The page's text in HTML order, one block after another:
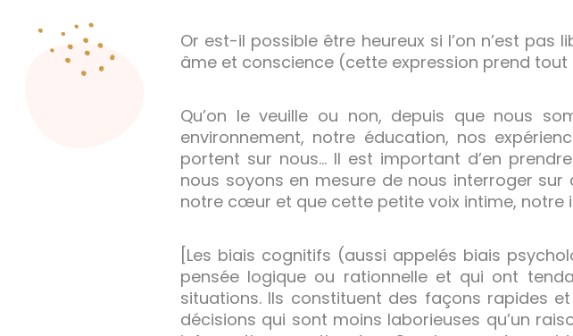
Or est-il possible être heureux si l’on n’est
âme et conscience (cette expression prend tout
Qu’on le veuille ou non, depuis que nous
environnement, notre éducation, nos
portent sur nous… Il est important d’en
nous soyons en mesure de nous interroger
notre cœur et que cette petite voix intime, notre
[Les biais cognitifs (aussi appelés biais
pensée logique ou rationnelle et qui ont
situations. Ils constituent des façons rapides
décisions qui sont moins laborieuses qu’un